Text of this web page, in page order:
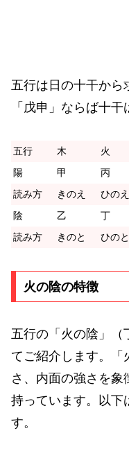
五行は日の十干から
「戊申」ならば十干
五行 木 火
陽
甲 丙
読み方
きのえ ひのえ
陰
乙 丁
読み方
きのと ひのと
火の陰の特徴
五行の「火の陰」（
てご紹介します。「
さ、内面の強さを象
持っています。以下
す。